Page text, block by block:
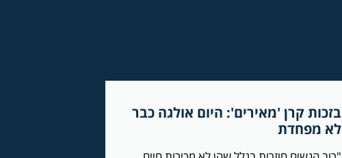
בזכות קרן 'מאירים': היום אולגה כבר
לא מפחדת